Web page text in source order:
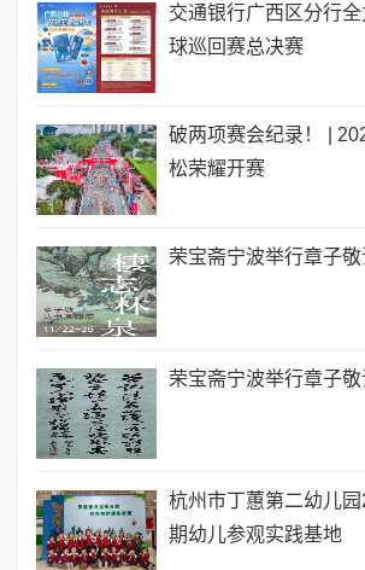
交通银行广西区分行
球巡回赛总决赛
破两项赛会纪录！ |
松荣耀开赛
荣宝斋宁波举行章子
荣宝斋宁波举行章子
杭州市丁蕙第二幼儿
期幼儿参观实践基地